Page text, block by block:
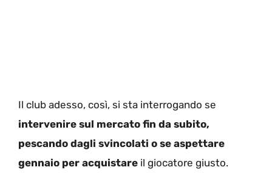
Il club adesso, così, si sta interrogando se
intervenire sul mercato fin da subito,
pescando dagli svincolati o se aspettare
gennaio per acquistare il giocatore giusto.